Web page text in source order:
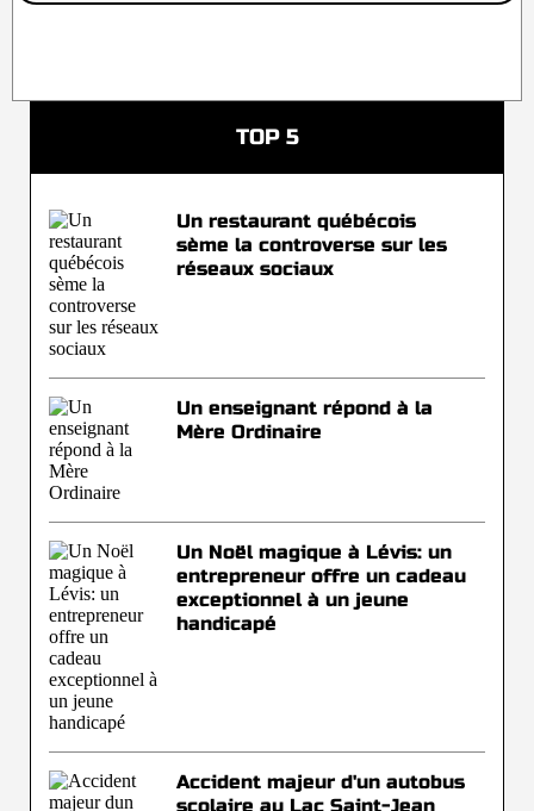
TOP 5
Un restaurant québécois
sème la controverse sur les
réseaux sociaux
Un enseignant répond à la
Mère Ordinaire
Un Noël magique à Lévis: un
entrepreneur offre un cadeau
exceptionnel à un jeune
handicapé
Accident majeur d'un autobus
scolaire au Lac Saint-Jean